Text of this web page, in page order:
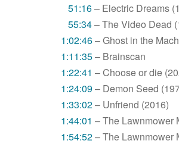
51:16– Electric Dreams
55:34– The Video Dead
1:02:46– Ghost in the
1:11:35– Brainscan
1:22:41 – Choose or die
1:24:09– Demon Seed
1:33:02– Unfriend (2016)
1:44:01 – The Lawnmower
1:54:52– The Lawnmower